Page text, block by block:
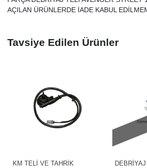
AÇILAN ÜRÜNLERDE İADE KABUL
Tavsiye Edilen Ürünler
KM TELİ VE TAHRİK